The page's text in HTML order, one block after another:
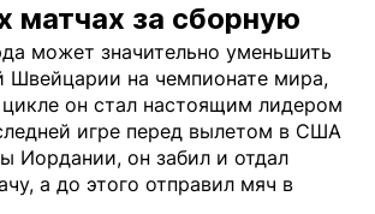
матчах за сборную
может значительно уменьшить
Швейцарии на чемпионате мира,
он стал настоящим лидером
игре перед вылетом в США
Иордании, он забил и отдал
а до этого отправил мяч в